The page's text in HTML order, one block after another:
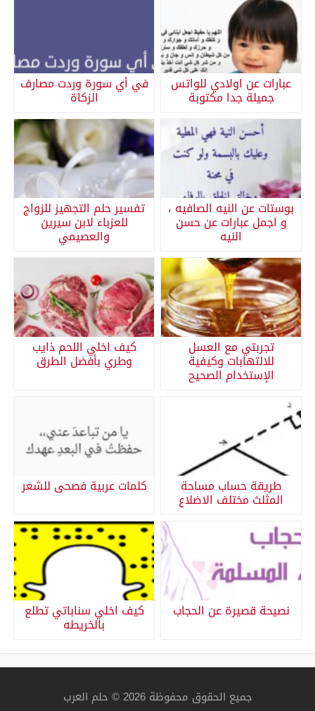
عبارات عن اولادي للواتس
جميلة جدا مكتوبة
في أي سورة وردت مصارف
الزكاة
بوستات عن النيه الصافيه ،
و اجمل عبارات عن حسن
النيه
تفسير حلم التجهيز للزواج
للعزباء لابن سيرين
والعصيمي
تجربتي مع العسل
للالتهابات وكيفية
الإستخدام الصحيح
كيف اخلي اللحم ذايب
وطري بأفضل الطرق
طريقة حساب مساحة
المثلث مختلف الاضلاع
كلمات عربية فصحى للشعر
نصيحة قصيرة عن الحجاب كيف اخلي سناباتي تطلع
بالخريطه
جميع الحقوق محفوظة 2026 © حلم العرب